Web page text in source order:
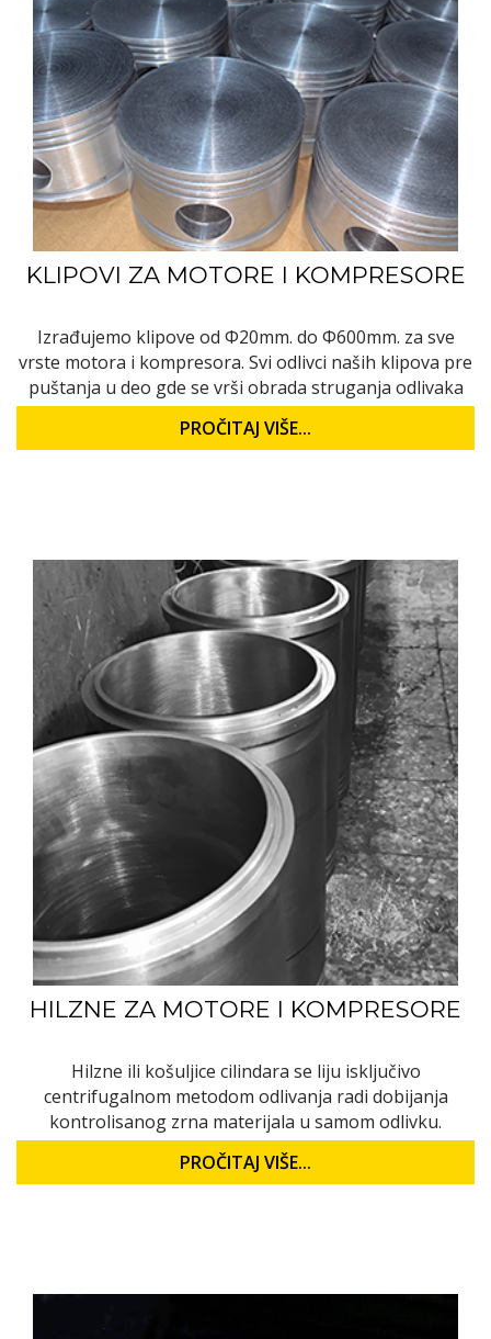
KLIPOVI ZA MOTORE I KOMPRESORE
Izrađujemo klipove od Ф20mm. dо Ф600mm. za sve
vrste motora i kompresora. Svi odlivci naših klipova pre
puštanja u deo gde se vrši obrada struganja odlivaka
PROČITAJ VIŠE...
HILZNE ZA MOTORE I KOMPRESORE
Hilzne ili košuljice cilindara se liju isključivo
centrifugalnom metodom odlivanja radi dobijanja
kontrolisanog zrna materijala u samom odlivku.
PROČITAJ VIŠE...